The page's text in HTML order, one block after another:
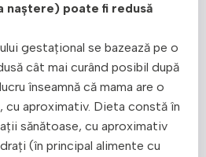
naștere) poate fi redusă
gestațional se bazează pe o
cât mai curând posibil după
înseamnă că mama are o
cu aproximativ. Dieta constă în
sănătoase, cu aproximativ
(în principal alimente cu